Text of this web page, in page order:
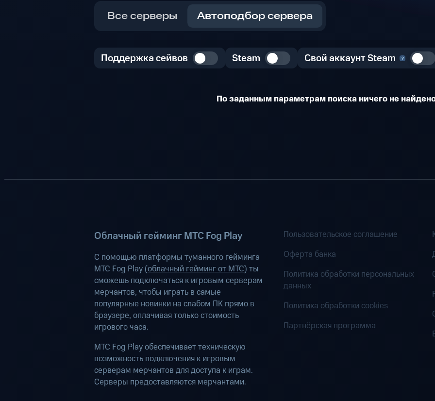
Все серверы Автоподбор сервера
Поддержка сейвов Steam Свой аккаунт Steam
По заданным параметрам поиска ничего не
Облачный гейминг МТС Fog Play
С помощью платформы туманного гейминга
МТС Fog Play (облачный гейминг от МТС) ты
сможешь подключаться к игровым серверам
мерчантов, чтобы играть в самые
популярные новинки на слабом ПК прямо в
браузере, оплачивая только стоимость
игрового часа.
МТС Fog Play обеспечивает техническую
возможность подключения к игровым
серверам мерчантов для доступа к играм.
Серверы предоставляются мерчантами.
Пользовательское соглашение
Оферта банка
Политика обработки персональных
данных
Политика обработки cookies
Партнёрская программа